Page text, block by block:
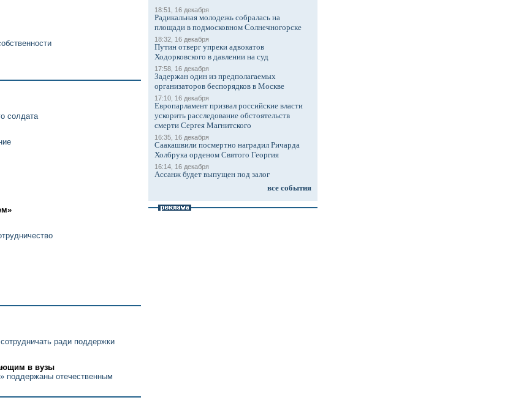
солдата
ради поддержки
в вузы
поддержаны отечественным
18:51, 16 декабря
Радикальная молодежь собралась на
площади в подмосковном Солнечногорске
18:32, 16 декабря
Путин отверг упреки адвокатов
Ходорковского в давлении на суд
17:58, 16 декабря
Задержан один из предполагаемых
организаторов беспорядков в Москве
17:10, 16 декабря
Европарламент призвал российские власти
ускорить расследование обстоятельств
смерти Сергея Магнитского
16:35, 16 декабря
Саакашвили посмертно наградил Ричарда
Холбрука орденом Святого Георгия
16:14, 16 декабря
Ассанж будет выпущен под залог
все события